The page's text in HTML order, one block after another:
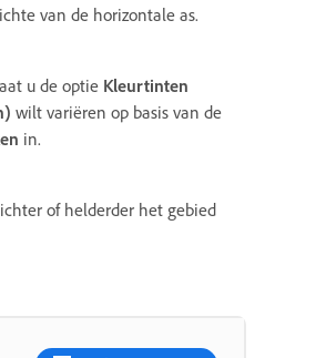
van de horizontale as.
u de optie Kleurtinten
wilt variëren op basis van de
in.
of helderder het gebied